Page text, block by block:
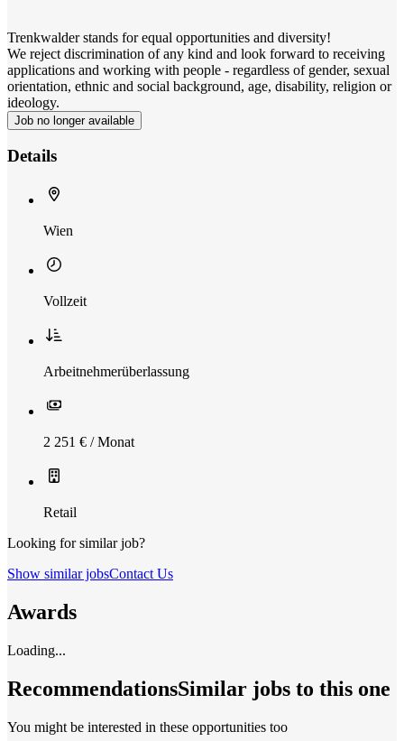
Trenkwalder stands for equal opportunities and diversity!
We reject discrimination of any kind and look forward to receiving
applications and working with people - regardless of gender, sexual
orientation, ethnic and social background, age, disability, religion or
ideology.
Job no longer available
Details
Wien
Vollzeit
Arbeitnehmerüberlassung
2 251 € / Monat
Retail
Looking for similar job?
Show similar jobsContact Us
Awards
Loading...
RecommendationsSimilar jobs to this one
You might be interested in these opportunities too